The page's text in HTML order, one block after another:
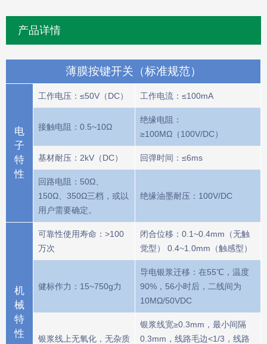
产品详情
薄膜按键开关（标准规范）
电
子
特
性
工作电压：≤50V（DC） 工作电流：≤100mA
接触电阻：0.5~10Ω
绝缘电阻：
≥100MΩ（100V/DC）
基材耐压：2kV（DC） 回弹时间：≤6ms
回路电阻：50Ω、
150Ω、350Ω三档，或以
用户需要确定。
绝缘油墨耐压：100V/DC
机
械
特
性
可靠性使用寿命：>100
万次
闭合位移：0.1~0.4mm（无触
觉型） 0.4~1.0mm（触感型）
健标作力：15~750g力
导电银浆迁移：在55℃，温度
90%，56小时后，二线间为
10MΩ/50VDC
银浆线上无氧化，无杂质
银浆线宽≥0.3mm，最小间隔
0.3mm，线路毛边<1/3，线路